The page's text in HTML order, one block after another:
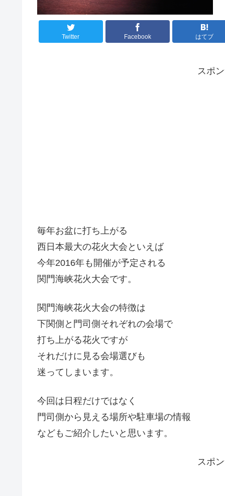
Twitter Facebook はてブ
スポ
毎年お盆に打ち上がる
西日本最大の花火大会といえば
今年2016年も開催が予定される
関門海峡花火大会です。
関門海峡花火大会の特徴は
下関側と門司側それぞれの会場で
打ち上がる花火ですが
それだけに見る会場選びも
迷ってしまいます。
今回は日程だけではなく
門司側から見える場所や駐車場の情報
などもご紹介したいと思います。
スポ